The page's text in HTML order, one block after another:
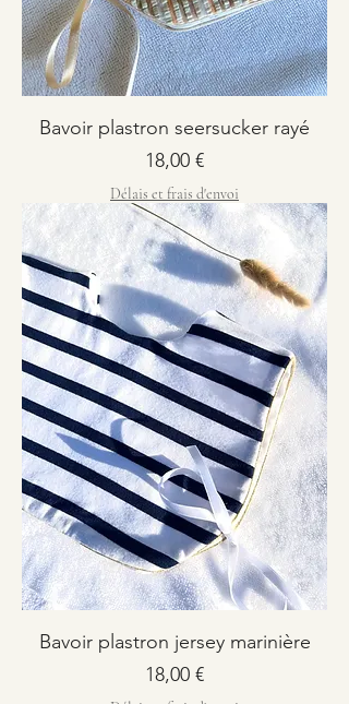
Bavoir plastron seersucker rayé
Prix
18,00 €
Délais et frais d'envoi
Bavoir plastron jersey marinière
Prix
18,00 €